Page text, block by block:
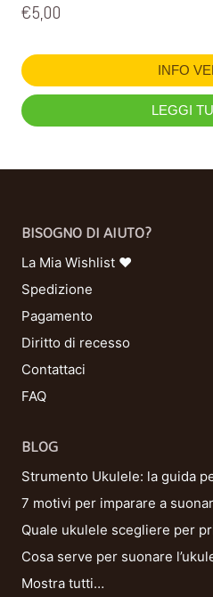
€5,00
INFO
LEGGI
BISOGNO DI AIUTO?
La Mia Wishlist ❤
Spedizione
Pagamento
Diritto di recesso
Contattaci
FAQ
BLOG
Strumento Ukulele: la guida
7 motivi per imparare a
Quale ukulele scegliere per
Cosa serve per suonare
Mostra tutti…